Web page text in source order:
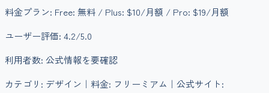
料金プラン: Free: 無料 / Plus: $10/月額 / Pro: $19/月額
ユーザー評価: 4.2/5.0
利用者数: 公式情報を要確認
カテゴリ: デザイン ｜料金: フリーミアム ｜公式サイト: